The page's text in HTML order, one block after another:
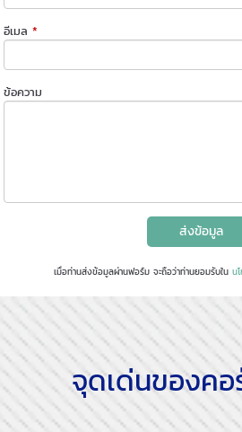
อีเมล *
ข้อความ
ส่งข้อมูล
เมื่อท่านส่งข้อมูลผ่านฟอร์ม จะถือว่าท่านยอมรับใน น
จุดเด่นของค